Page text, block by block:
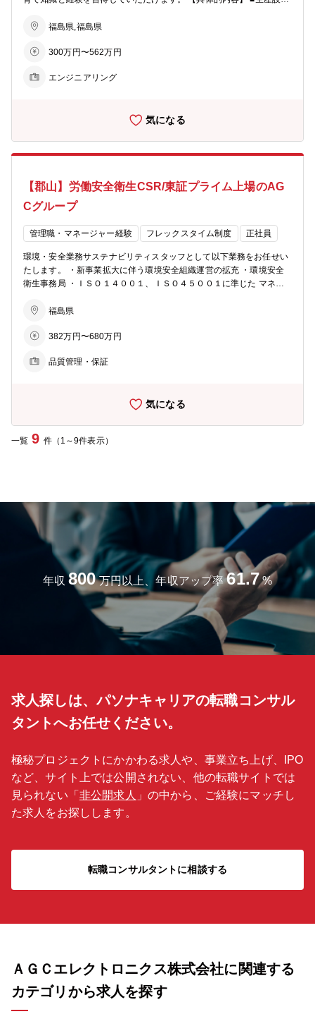
御回路・制御盤作成等を含みます。 ■メンテナンスや改善業務内容に
う際には、設備内での作業のみで、建物への改変等は行いません。
※配属先…郡山本社または本宮事業所(ご希望・ご経験に応じて配属決
福島県,福島県
300万円〜562万円
エンジニアリング
気になる
【郡山】労働安全衛生CSR/東証プライム上場のAG
Cグループ
管理職・マネージャー経験 フレックスタイム制度 正社員
環境・安全業務サステナビリティスタッフとして以下業務をお任せい
たします。 ・新事業拡大に伴う環境安全組織運営の拡充 ・環境安全
衛生事務局 ・ＩＳＯ１４００１、ＩＳＯ４５００１に準じた マネジ
ト、省エネ、 ＳＤＧＳ、コンプライアンス、排水管理等） 【働き
勤続年数（男性：11.6年、女性：11.5年） ・在宅勤務月4回まで可能
いる為、数年サイクルで商品開発・改善に取り組む必要があります。
福島県
382万円〜680万円
品質管理・保証
気になる
一覧 9 件（1～9件表示）
年収 800 万円以上、年収アップ率 61.7 %
求人探しは、パソナキャリアの転職コンサル
タントへお任せください。
極秘プロジェクトにかかわる求人や、事業立ち上げ、IPO
など、サイト上では公開されない、他の転職サイトでは
見られない「 非公開求人 」の中から、ご経験にマッチし
た求人をお探しします。
転職コンサルタントに相談する
ＡＧＣエレクトロニクス株式会社に関連する
カテゴリから求人を探す